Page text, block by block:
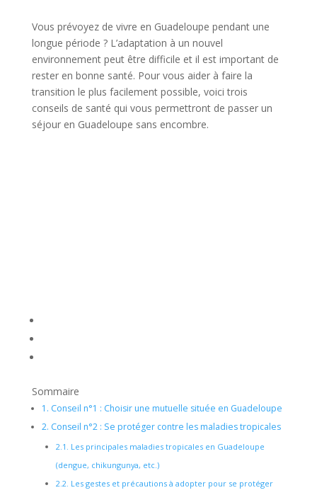
Vous prévoyez de vivre en Guadeloupe pendant une
longue période ? L’adaptation à un nouvel
environnement peut être difficile et il est important de
rester en bonne santé. Pour vous aider à faire la
transition le plus facilement possible, voici trois
conseils de santé qui vous permettront de passer un
séjour en Guadeloupe sans encombre.
Sommaire
1. Conseil n°1 : Choisir une mutuelle située en Guadeloupe
2. Conseil n°2 : Se protéger contre les maladies tropicales
2.1. Les principales maladies tropicales en Guadeloupe
(dengue, chikungunya, etc.)
2.2. Les gestes et précautions à adopter pour se protéger